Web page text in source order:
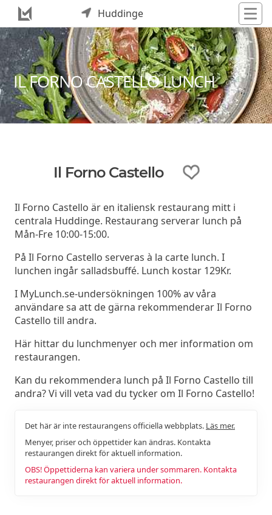
Huddinge
IL FORNO CASTELLO LUNCH
Il Forno Castello
Il Forno Castello är en italiensk restaurang mitt i
centrala Huddinge. Restaurang serverar lunch på
Mån-Fre 10:00-15:00.
På Il Forno Castello serveras à la carte lunch. I
lunchen ingår salladsbuffé. Lunch kostar 129Kr.
I MyLunch.se-undersökningen 100% av våra
användare sa att de gärna rekommenderar Il Forno
Castello till andra.
Här hittar du lunchmenyer och mer information om
restaurangen.
Kan du rekommendera lunch på Il Forno Castello till
andra? Vi vill veta vad du tycker om Il Forno Castello!
Det här är inte restaurangens officiella webbplats. Läs mer.
Menyer, priser och öppettider kan ändras. Kontakta
restaurangen direkt för aktuell information.
OBS! Öppettiderna kan variera under sommaren. Kontakta
restaurangen direkt för aktuell information.